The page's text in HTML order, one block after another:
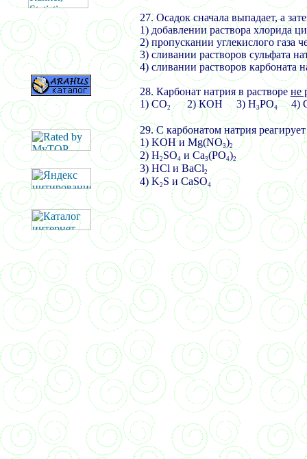
27. Осадок сначала выпадает, а
1) добавлении раствора хлорида
2) пропускании углекислого газа
3) сливании растворов сульфата
4) сливании растворов карбоната
28. Карбонат натрия в растворе не
1) СО2 2) КОН 3) Н3РО44)
29. С карбонатом натрия
1) KOHиMg(NO3)2
2) H2SO4 и Ca3(PO4)2
3) HCl иBaCl2
4) K2 S иCaSO4